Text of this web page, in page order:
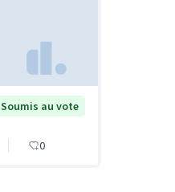
Soumis au vote
0